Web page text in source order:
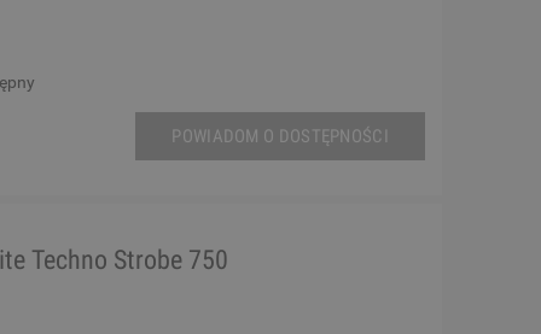
POWIADOM O DOSTĘPNOŚCI
Techno Strobe 750